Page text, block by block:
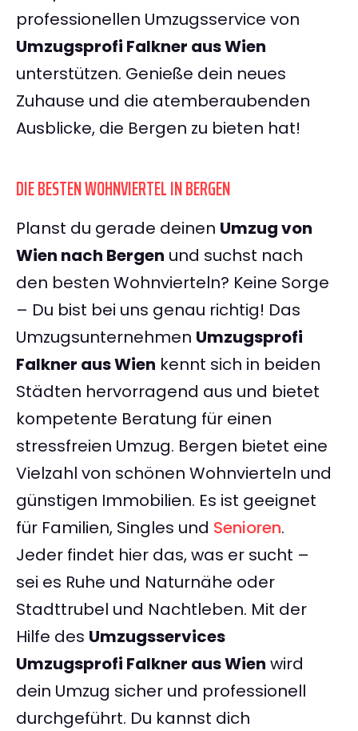
professionellen Umzugsservice von
Umzugsprofi Falkner aus Wien
unterstützen. Genieße dein neues
Zuhause und die atemberaubenden
Ausblicke, die Bergen zu bieten hat!
DIE BESTEN WOHNVIERTEL IN BERGEN
Planst du gerade deinen Umzug von
Wien nach Bergen und suchst nach
den besten Wohnvierteln? Keine Sorge
– Du bist bei uns genau richtig! Das
Umzugsunternehmen Umzugsprofi
Falkner aus Wien kennt sich in beiden
Städten hervorragend aus und bietet
kompetente Beratung für einen
stressfreien Umzug. Bergen bietet eine
Vielzahl von schönen Wohnvierteln und
günstigen Immobilien. Es ist geeignet
für Familien, Singles und Senioren.
Jeder findet hier das, was er sucht –
sei es Ruhe und Naturnähe oder
Stadttrubel und Nachtleben. Mit der
Hilfe des Umzugsservices
Umzugsprofi Falkner aus Wien wird
dein Umzug sicher und professionell
durchgeführt. Du kannst dich